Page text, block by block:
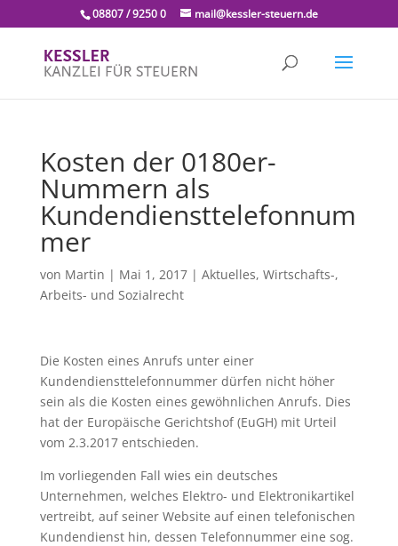
08807 / 9250 0 mail@kessler-steuern.de
Kosten der 0180er-
Nummern als
Kundendiensttelefonnum
mer
von Martin | Mai 1, 2017| Aktuelles, Wirtschafts-,
Arbeits- und Sozialrecht
Die Kosten eines Anrufs unter einer
Kundendiensttelefonnummer dürfen nicht höher
sein als die Kosten eines gewöhnlichen Anrufs. Dies
hat der Europäische Gerichtshof (EuGH) mit Urteil
vom 2.3.2017 entschieden.
Im vorliegenden Fall wies ein deutsches
Unternehmen, welches Elektro- und Elektronikartikel
vertreibt, auf seiner Website auf einen telefonischen
Kundendienst hin, dessen Telefonnummer eine sog.